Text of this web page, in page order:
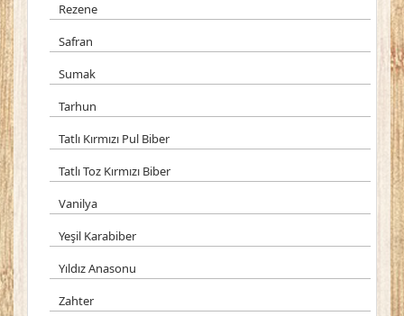
Rezene
Safran
Sumak
Tarhun
Tatlı Kırmızı Pul Biber
Tatlı Toz Kırmızı Biber
Vanilya
Yeşil Karabiber
Yıldız Anasonu
Zahter